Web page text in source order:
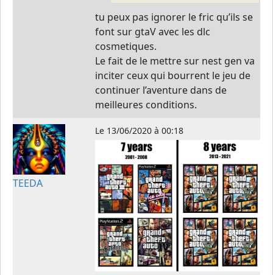
tu peux pas ignorer le fric qu’ils se
font sur gtaV avec les dlc
cosmetiques.
Le fait de le mettre sur nest gen va
inciter ceux qui bourrent le jeu de
continuer l’aventure dans de
meilleures conditions.
TEEDA
Le 13/06/2020 à 00:18